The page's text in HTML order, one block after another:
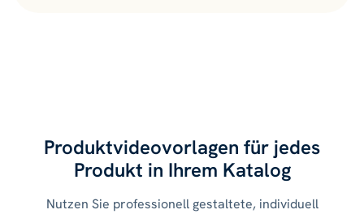
Produktvideovorlagen für jedes
Produkt in Ihrem Katalog
Nutzen Sie professionell gestaltete, individuell